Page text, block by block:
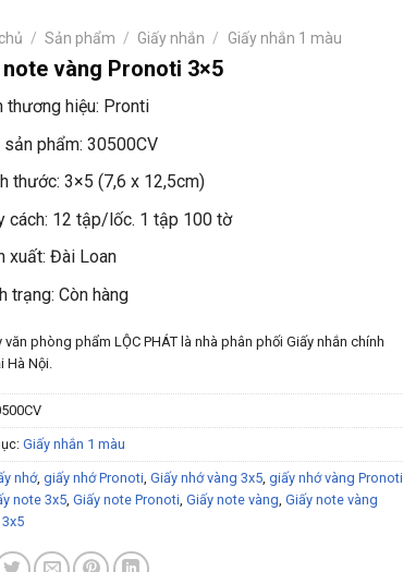
/ Sản phẩm / Giấy nhắn / Giấy nhắn 1 màu
note vàng Pronoti 3×5
thương hiệu: Pronti
sản phẩm: 30500CV
thước: 3×5 (7,6 x 12,5cm)
cách: 12 tập/lốc. 1 tập 100 tờ
xuất: Đài Loan
trạng: Còn hàng
văn phòng phẩm LỘC PHÁT là nhà phân phối Giấy nhắn chính
Hà Nội.
Giấy nhắn 1 màu
nhớ, giấy nhớ Pronoti Giấy nhớ vàng 3x5, giấy nhớ vàng Pronoti
note 3x5, Giấy note Pronoti Giấy note vàng Giấy note vàng